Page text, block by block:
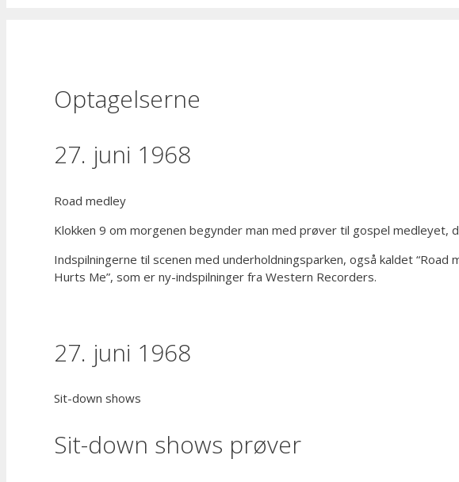
Optagelserne
27. juni 1968
Road medley
Klokken 9 om morgenen begynder man med prøver til gospel medleyet,
Indspilningerne til scenen med underholdningsparken, også kaldet “Road
Hurts Me”, som er ny-indspilninger fra Western Recorders.
27. juni 1968
Sit-down shows
Sit-down shows prøver